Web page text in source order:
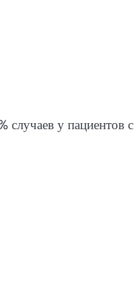
у пациентов с